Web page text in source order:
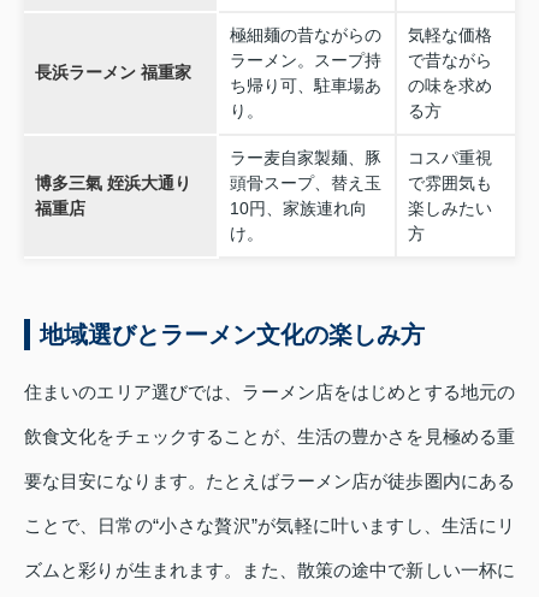
長浜ラーメン 福重家
極細麺の昔ながらの
ラーメン。スープ持
ち帰り可、駐車場あ
り。
気軽な価格
で昔ながら
の味を求め
る方
博多三氣 姪浜大通り
福重店
ラー麦自家製麺、豚
頭骨スープ、替え玉
10円、家族連れ向
け。
コスパ重視
で雰囲気も
楽しみたい
方
地域選びとラーメン文化の楽しみ方
住まいのエリア選びでは、ラーメン店をはじめとする地元の
飲食文化をチェックすることが、生活の豊かさを見極める重
要な目安になります。たとえばラーメン店が徒歩圏内にある
ことで、日常の“小さな贅沢”が気軽に叶いますし、生活にリ
ズムと彩りが生まれます。また、散策の途中で新しい一杯に